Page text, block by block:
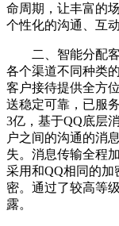
命周期，让丰富的
个性化的沟通、互
二、智能分配客
各个渠道不同种类
客户接待提供全方
送稳定可靠，已服
3亿，基于QQ底层
户之间的沟通的消
失。消息传输全程
采用和QQ相同的
密。通过了较高等
露。